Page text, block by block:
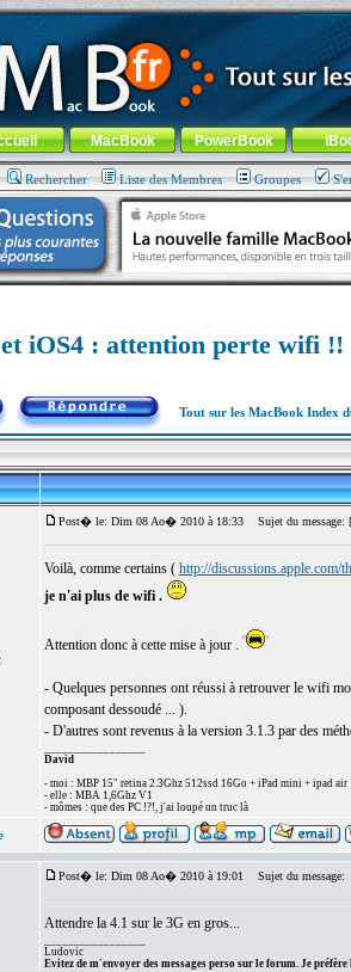
Apple... 100% nomade !
-Aller au menu général-Aller au menu de
MacBook PowerBook
Rechercher Liste des Membres Groupes
iOS4 : attention perte wifi !!
Tout sur les MacBook Index
Post� le: Dim 08 Ao� 2010 à 18:33 Sujet du message:
Voilà, comme certains ( http://discussions.apple.com/
je n'ai plus de wifi .
Attention donc à cette mise à jour .
- Quelques personnes ont réussi à retrouver le wifi
composant dessoudé ... ).
- D'autres sont revenus à la version 3.1.3 par des
David
- moi : MBP 15" retina 2.3Ghz 512ssd 16Go + iPad mini + ipad air
- elle : MBA 1,6Ghz V1
- mômes : que des PC !?!, j'ai loupé un truc là
Post� le: Dim 08 Ao� 2010 à 19:01 Sujet du message:
Attendre la 4.1 sur le 3G en gros...
Ludovic
Evitez de m'envoyer des messages perso sur le forum. Je préfère